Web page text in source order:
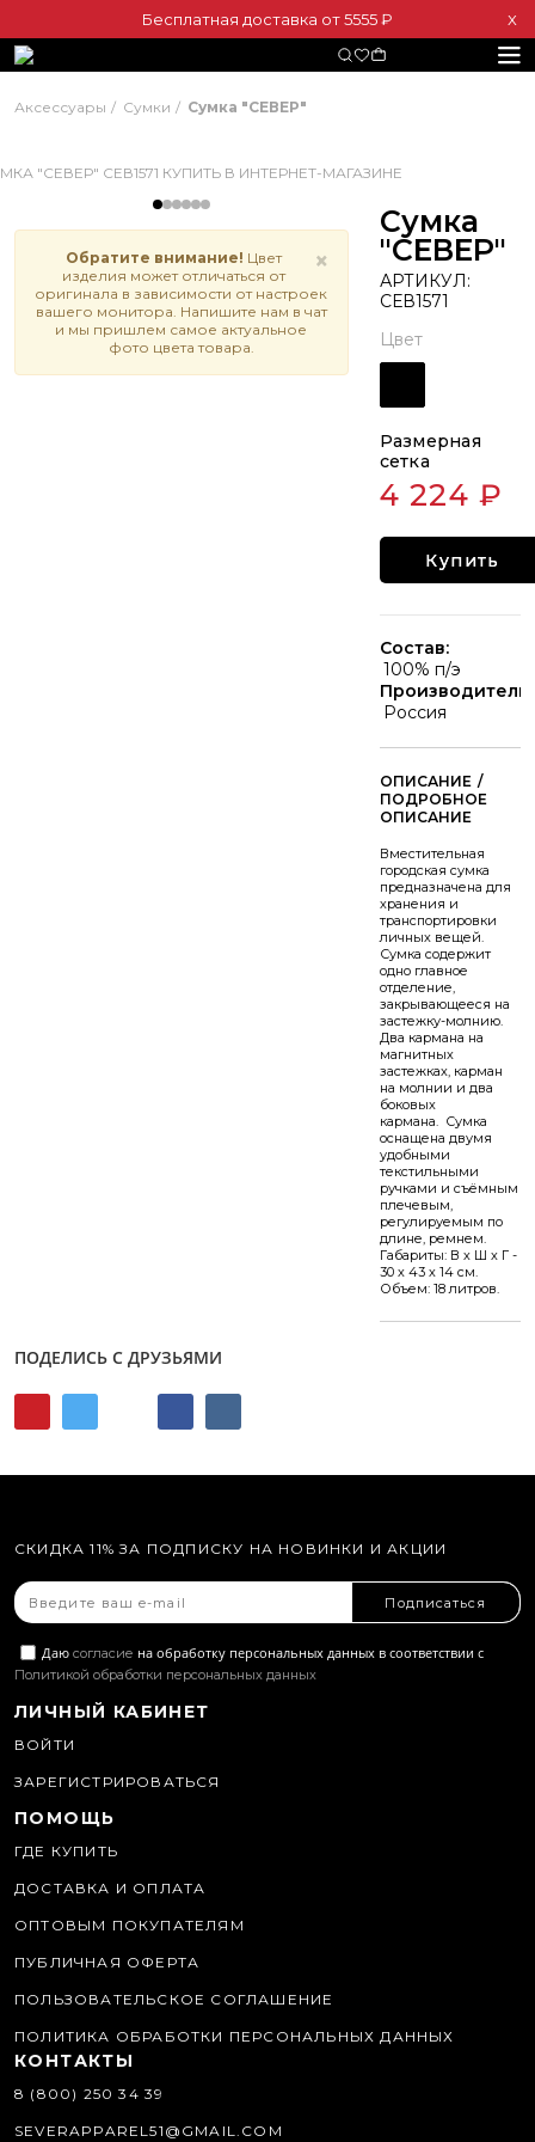
Бесплатная доставка от 5555 ₽ Х
Аксессуары Сумки Сумка "СЕВЕР"
×
Обратите внимание! Цвет
изделия может отличаться от
оригинала в зависимости от настроек
вашего монитора. Напишите нам в чат
и мы пришлем самое актуальное
фото цвета товара.
Сумка
"СЕВЕР"
АРТИКУЛ:
СЕВ1571
Цвет
Размерная
сетка
4 224 ₽
Купить
Состав:
100% п/э
Производитель:
Россия
/
Вместительная
городская сумка
предназначена для
хранения и
транспортировки
личных вещей.
Сумка содержит
одно главное
отделение,
закрывающееся на
застежку-молнию.
Два кармана на
магнитных
застежках, карман
на молнии и два
боковых
кармана. Сумка
оснащена двумя
удобными
текстильными
ручками и съёмным
плечевым,
регулируемым по
длине, ремнем.
Габариты: В х Ш х Г -
30 х 43 х 14 см.
Объем: 18 литров.
ПОДЕЛИСЬ С ДРУЗЬЯМИ
СКИДКА 11% ЗА ПОДПИСКУ НА НОВИНКИ И АКЦИИ
Подписаться
Даю согласие на обработку персональных данных в соответствии с
Политикой обработки персональных данных
ЛИЧНЫЙ КАБИНЕТ
ВОЙТИ
ЗАРЕГИСТРИРОВАТЬСЯ
ПОМОЩЬ
ГДЕ КУПИТЬ
ДОСТАВКА И ОПЛАТА
ОПТОВЫМ ПОКУПАТЕЛЯМ
ПУБЛИЧНАЯ ОФЕРТА
ПОЛЬЗОВАТЕЛЬСКОЕ СОГЛАШЕНИЕ
ПОЛИТИКА ОБРАБОТКИ ПЕРСОНАЛЬНЫХ ДАННЫХ
КОНТАКТЫ
8 (800) 250 34 39
SEVERAPPAREL51@GMAIL.COM